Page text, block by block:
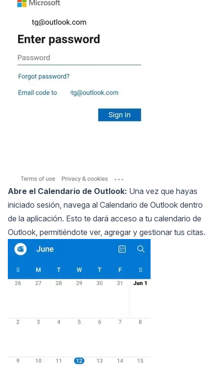
Abre el Calendario de Outlook: Una vez que hayas
iniciado sesión, navega al Calendario de Outlook dentro
de la aplicación. Esto te dará acceso a tu calendario de
Outlook, permitiéndote ver, agregar y gestionar tus citas.